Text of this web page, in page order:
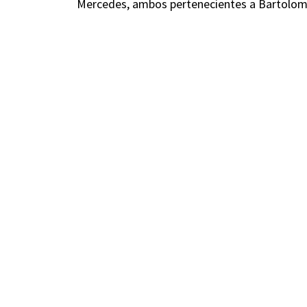
Mercedes, ambos pertenecientes a